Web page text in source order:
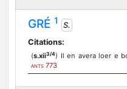
GRÉ 1
S.
Citations:
(s.xii3/4) Il en avera loer e
ANTS 773